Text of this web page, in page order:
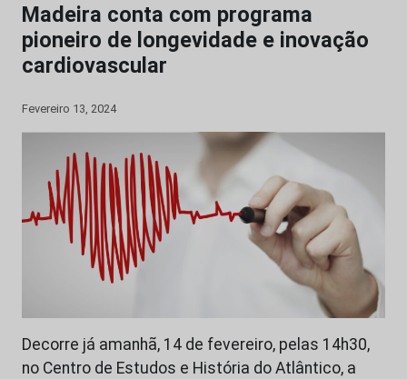
Madeira conta com programa
pioneiro de longevidade e inovação
cardiovascular
Fevereiro 13, 2024
Decorre já amanhã, 14 de fevereiro, pelas 14h30,
no Centro de Estudos e História do Atlântico, a